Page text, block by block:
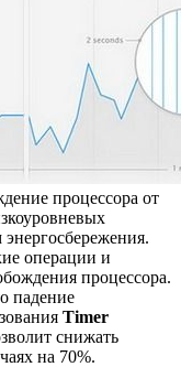
процессора от
операции и
процессора.
падение
Timer
снижать
на 70%.